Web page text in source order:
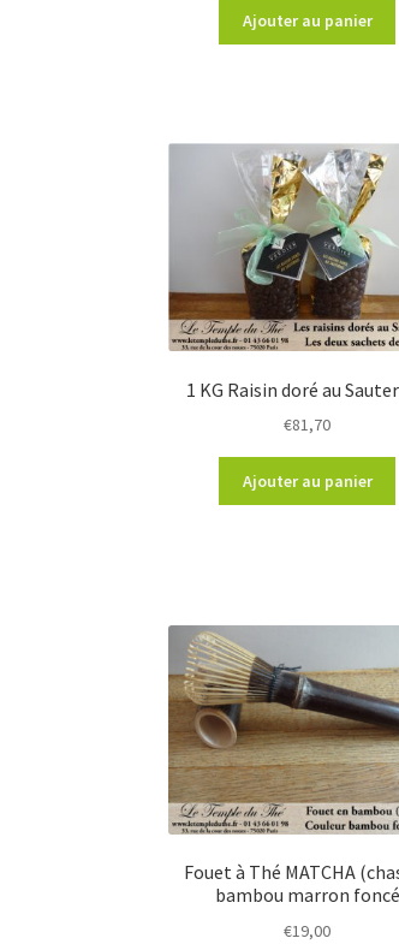
Ajouter au panier
1 KG Raisin doré au
€81,70
Ajouter au panier
Fouet à Thé MATCHA
bambou marron foncé
€19,00